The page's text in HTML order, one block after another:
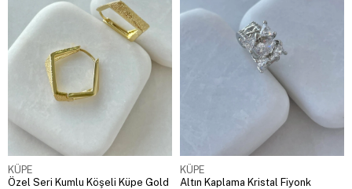
KÜPE
Özel Seri Kumlu Köşeli Küpe Gold
KÜPE
Altın Kaplama Kristal Fiyonk